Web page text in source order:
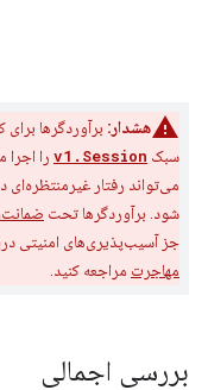
هشدار: برآوردگرها
سبک v1.Session را
شود. برآوردگرها تحت
جز آسیب‌پذیری‌های امنیتی
مهاجرت مراجعه کنید.
بررسی اجمالی